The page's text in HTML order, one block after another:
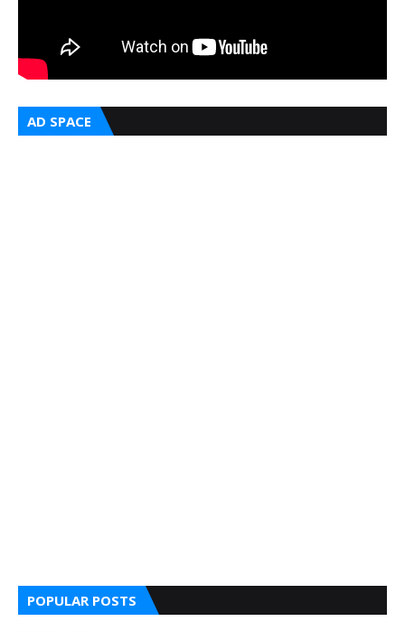
AD SPACE
POPULAR POSTS